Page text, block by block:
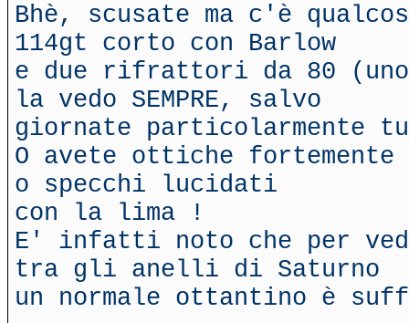
Bhè, scusate ma c'è
114gt corto con Barlow
e due rifrattori da 80
la vedo SEMPRE, salvo
giornate particolarmente
O avete ottiche
o specchi lucidati
con la lima !
E' infatti noto che per
tra gli anelli di Saturno
un normale ottantino è